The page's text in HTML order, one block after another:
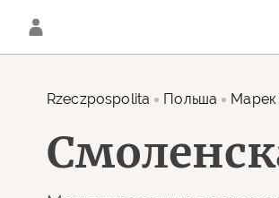
Rzeczpospolita Польша Марек